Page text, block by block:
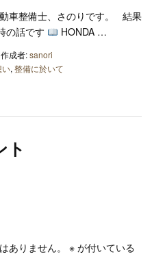
車整備士、さのりです。 結果
の話です HONDA …
作成者:sanori
い, 整備に於いて
ト
ありません。 ※ が付いている